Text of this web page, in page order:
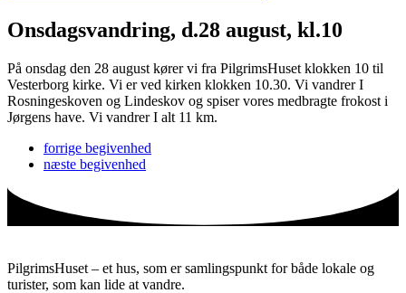
Onsdagsvandring, d.28 august, kl.10
På onsdag den 28 august kører vi fra PilgrimsHuset klokken 10 til
Vesterborg kirke. Vi er ved kirken klokken 10.30. Vi vandrer I
Rosningeskoven og Lindeskov og spiser vores medbragte frokost i
Jørgens have. Vi vandrer I alt 11 km.
forrige begivenhed
næste begivenhed
PilgrimsHuset – et hus, som er samlingspunkt for både lokale og
turister, som kan lide at vandre.